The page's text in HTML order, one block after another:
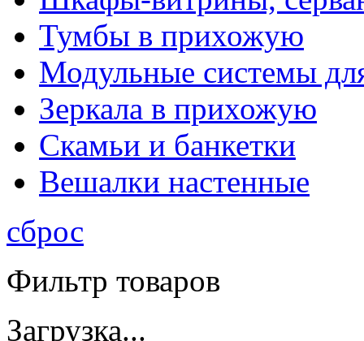
Тумбы в прихожую
Модульные системы
Зеркала в прихожую
Скамьи и банкетки
Вешалки настенные
сброс
Фильтр товаров
Загрузка...